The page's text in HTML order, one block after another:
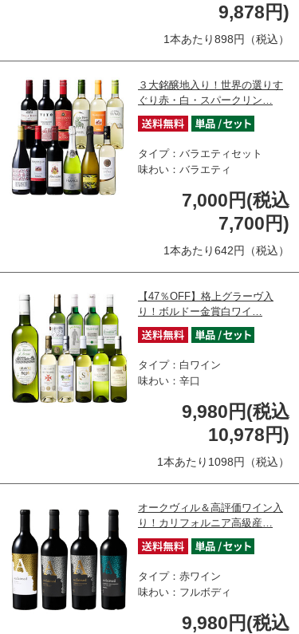
9,878円)
1本あたり898円（税込）
３大銘醸地入り！世界の選りす
ぐり赤・白・スパークリン…
タイプ：バラエティセット
味わい：バラエティ
7,000円(税込
7,700円)
1本あたり642円（税込）
【47％OFF】格上グラーヴ入
り！ボルドー金賞白ワイ…
タイプ：白ワイン
味わい：辛口
9,980円(税込
10,978円)
1本あたり1098円（税込）
オークヴィル＆高評価ワイン入
り！カリフォルニア高級産…
タイプ：赤ワイン
味わい：フルボディ
9,980円(税込